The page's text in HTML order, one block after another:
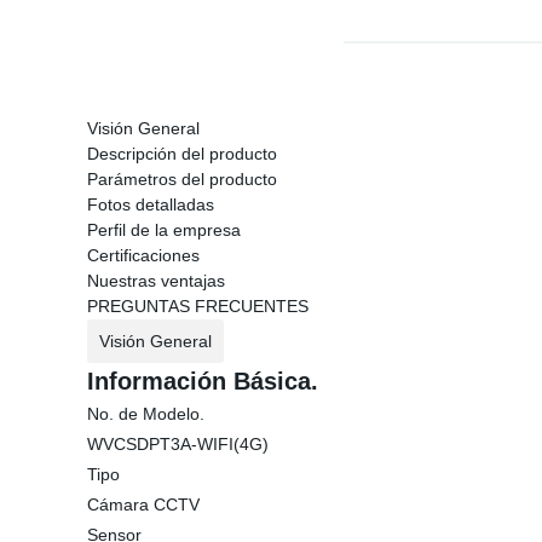
Visión General
Descripción del producto
Parámetros del producto
Fotos detalladas
Perfil de la empresa
Certificaciones
Nuestras ventajas
PREGUNTAS FRECUENTES
Visión General
Información Básica.
No. de Modelo.
WVCSDPT3A-WIFI(4G)
Tipo
Cámara CCTV
Sensor